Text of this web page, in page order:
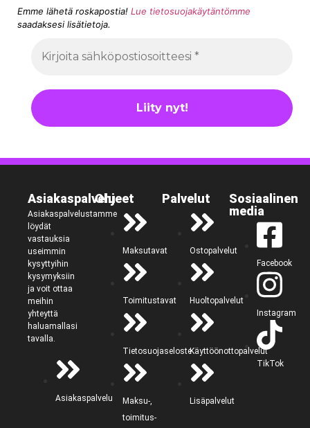
Emme lähetä roskapostia! Lue tietosuojakäytäntömme
saadaksesi lisätietoja.
Asiakaspalvelu
Asiakaspalvelustamme
löydät
vastauksia
useimmin
kysyttyihin
kysymyksiin
ja voit ottaa
meihin
yhteyttä
haluamallasi
tavalla.
Asiakaspalvelu
Ohjeet
Maksutavat
Toimitustavat
Tietosuojaseloste
Maksu-,
toimitus-
Palvelut
Ostopalvelut
Huoltopalvelut
Käyttöönottopalvelut
Lisäpalvelut
Sosiaalinen
media
Facebook
Instagram
TikTok